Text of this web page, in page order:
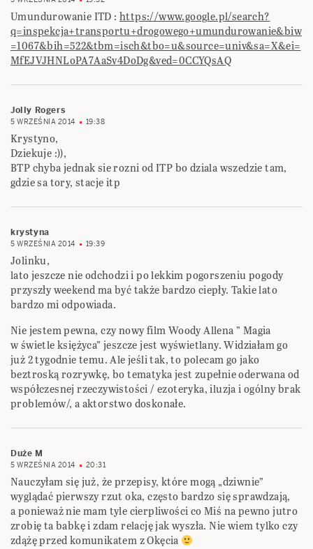
Umundurowanie ITD : https://www.google.pl/search?
q=inspekcja+transportu+drogowego+umundurowanie&biw
=1067&bih=522&tbm=isch&tbo=u&source=univ&sa=X&ei=
MfEJVJHNLoPA7AaSv4DoDg&ved=0CCYQsAQ
Jolly Rogers
5 WRZEŚNIA 2014 19:38
Krystyno,
Dziekuje :)),
BTP chyba jednak sie rozni od ITP bo dziala wszedzie tam,
gdzie sa tory, stacje itp
krystyna
5 WRZEŚNIA 2014 19:39
Jolinku,
lato jeszcze nie odchodzi i po lekkim pogorszeniu pogody
przyszły weekend ma być także bardzo ciepły. Takie lato
bardzo mi odpowiada.
Nie jestem pewna, czy nowy film Woody Allena ” Magia
w świetle księżyca” jeszcze jest wyświetlany. Widziałam go
już 2 tygodnie temu. Ale jeśli tak, to polecam go jako
beztroską rozrywkę, bo tematyka jest zupełnie oderwana od
współczesnej rzeczywistości / ezoteryka, iluzja i ogólny brak
problemów/, a aktorstwo doskonałe.
Duże M
5 WRZEŚNIA 2014 20:31
Nauczyłam się już, że przepisy, które mogą „dziwnie”
wyglądać pierwszy rzut oka, często bardzo się sprawdzają,
a ponieważ nie mam tyle cierpliwości co Miś na pewno jutro
zrobię ta babkę i zdam relację jak wyszła. Nie wiem tylko czy
zdążę przed komunikatem z Okęcia